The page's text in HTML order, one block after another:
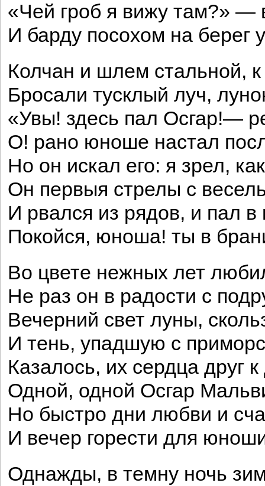
«Чей гроб я вижу там?»
И барду посохом на берег
Колчан и шлем стальной,
Бросали тусклый луч,
«Увы! здесь пал Осгар!—
О! рано юноше настал
Но он искал его: я зрел,
Он первыя стрелы с
И рвался из рядов, и пал
Покойся, юноша! ты в
Во цвете нежных лет
Не раз он в радости с
Вечерний свет луны,
И тень, упадшую с
Казалось, их сердца друг
Одной, одной Осгар
Но быстро дни любви и
И вечер горести для
Однажды, в темну ночь